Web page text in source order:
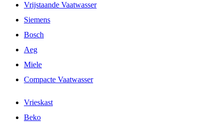
Vrijstaande Vaatwasser
Siemens
Bosch
Aeg
Miele
Compacte Vaatwasser
Vrieskast
Beko